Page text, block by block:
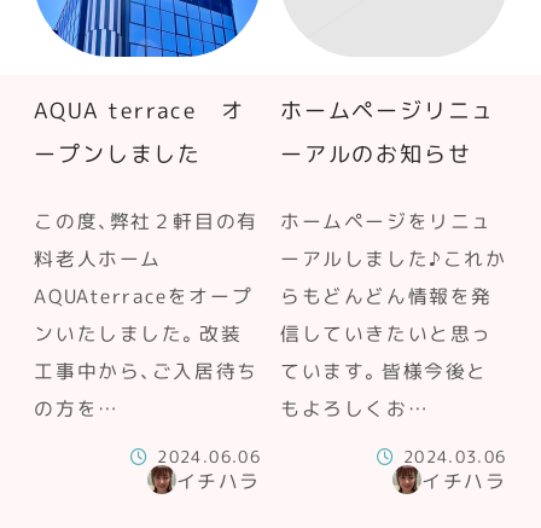
AQUA terrace オ
ープンしました
この度、弊社２軒目の有
料老人ホーム
AQUAterraceをオープ
ンいたしました。改装
工事中から、ご入居待ち
の方を…
2024.06.06
イチハラ
ホームページリニュ
ーアルのお知らせ
ホームページをリニュ
ーアルしました♪これか
らもどんどん情報を発
信していきたいと思っ
ています。皆様今後と
もよろしくお…
2024.03.06
イチハラ